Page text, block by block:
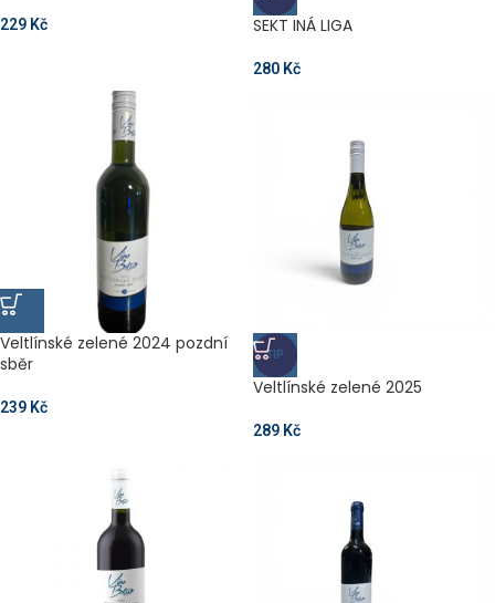
229 Kč SEKT INÁ LIGA
280 Kč
Veltlínské zelené 2024 pozdní
sběr
239 Kč
TIP
Veltlínské zelené 2025
289 Kč